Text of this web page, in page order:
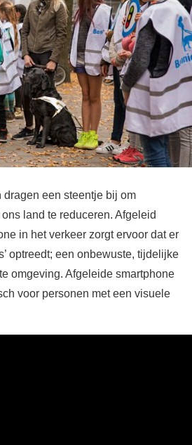
dragen een steentje bij om
land te reduceren. Afgeleid
in het verkeer zorgt ervoor dat er
optreedt; een onbewuste, tijdelijke
omgeving. Afgeleide smartphone
voor personen met een visuele